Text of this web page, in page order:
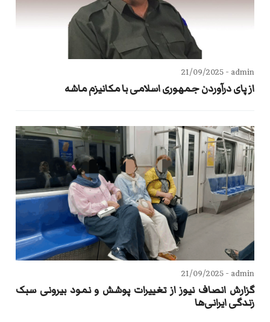
admin -
21/09/2025
از پای درآوردن جمهوری اسلامی با مکانیزم ماشه
admin -
21/09/2025
گزارش انصاف نیوز از تغییرات پوشش و نمود بیرونی سبک
زندگی ایرانی‌ها